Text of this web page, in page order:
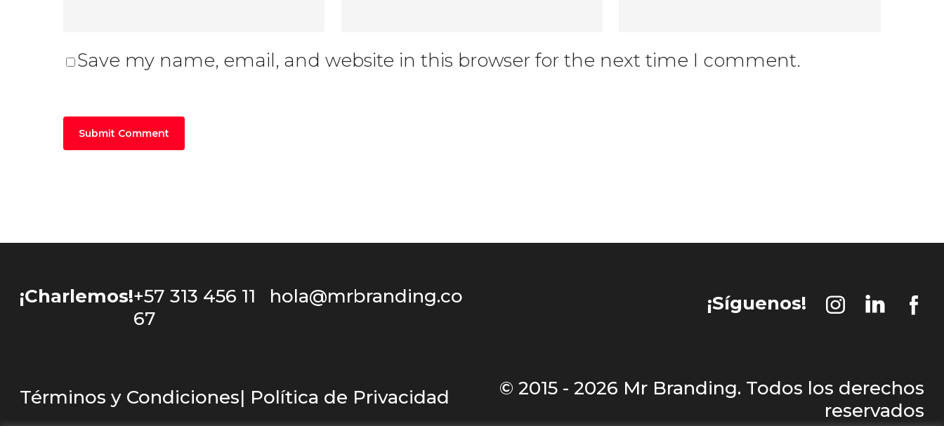
Save my name, email, and website in this browser for the next time I comment.
¡Charlemos!+57 313 456 11
67
hola@mrbranding.co
Términos y Condiciones| Política de Privacidad
¡Síguenos!
© 2015 - 2026 Mr Branding. Todos los derechos
reservados